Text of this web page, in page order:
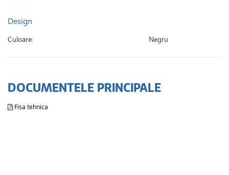
Design
Culoare: Negru
DOCUMENTELE PRINCIPALE
Fisa tehnica